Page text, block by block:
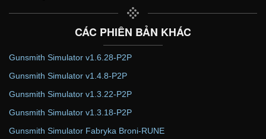
CÁC PHIÊN BẢN KHÁC
Gunsmith Simulator v1.6.28-P2P
Gunsmith Simulator v1.4.8-P2P
Gunsmith Simulator v1.3.22-P2P
Gunsmith Simulator v1.3.18-P2P
Gunsmith Simulator Fabryka Broni-RUNE